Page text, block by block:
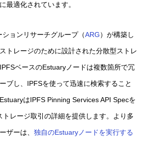
最適化されています。
ションリサーチグループ（ARG）が構築し
トレージのために設計された分散型ストレ
ベースのEstuaryノードは複数箇所で冗
ブし、IPFSを使って迅速に検索すること
はIPFS Pinning Services API Specを
レージ取引の詳細を提供します。より多
ザーは、 独自のEstuaryノードを実行する